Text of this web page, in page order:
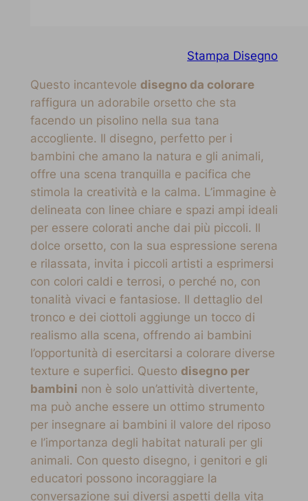
Stampa Disegno
Questo incantevole disegno da colorare
raffigura un adorabile orsetto che sta
facendo un pisolino nella sua tana
accogliente. Il disegno, perfetto per i
bambini che amano la natura e gli animali,
offre una scena tranquilla e pacifica che
stimola la creatività e la calma. L’immagine è
delineata con linee chiare e spazi ampi ideali
per essere colorati anche dai più piccoli. Il
dolce orsetto, con la sua espressione serena
e rilassata, invita i piccoli artisti a esprimersi
con colori caldi e terrosi, o perché no, con
tonalità vivaci e fantasiose. Il dettaglio del
tronco e dei ciottoli aggiunge un tocco di
realismo alla scena, offrendo ai bambini
l’opportunità di esercitarsi a colorare diverse
texture e superfici. Questo disegno per
bambini non è solo un’attività divertente,
ma può anche essere un ottimo strumento
per insegnare ai bambini il valore del riposo
e l’importanza degli habitat naturali per gli
animali. Con questo disegno, i genitori e gli
educatori possono incoraggiare la
conversazione sui diversi aspetti della vita